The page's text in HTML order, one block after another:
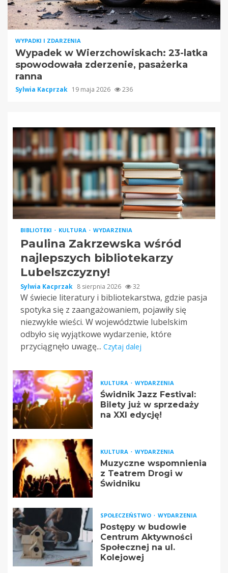
WYPADKI I ZDARZENIA
Wypadek w Wierzchowiskach: 23-latka
spowodowała zderzenie, pasażerka
ranna
Sylwia Kacprzak 19 maja 2026 236
BIBLIOTEKI KULTURA WYDARZENIA
Paulina Zakrzewska wśród
najlepszych bibliotekarzy
Lubelszczyzny!
Sylwia Kacprzak 8 sierpnia 2026 32
W świecie literatury i bibliotekarstwa, gdzie pasja
spotyka się z zaangażowaniem, pojawiły się
niezwykłe wieści. W województwie lubelskim
odbyło się wyjątkowe wydarzenie, które
przyciągnęło uwagę... Czytaj dalej
KULTURA WYDARZENIA
Świdnik Jazz Festival:
Bilety już w sprzedaży
na XXI edycję!
KULTURA WYDARZENIA
Muzyczne wspomnienia
z Teatrem Drogi w
Świdniku
SPOŁECZEŃSTWO WYDARZENIA
Postępy w budowie
Centrum Aktywności
Społecznej na ul.
Kolejowej